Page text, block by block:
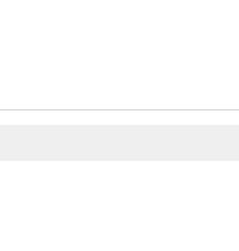
eingeben
um eins erhöhen
Einkaufswagen legen